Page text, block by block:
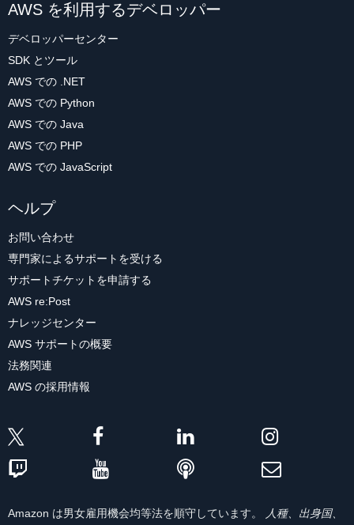
AWS を利用するデベロッパー
デベロッパーセンター
SDK とツール
AWS での .NET
AWS での Python
AWS での Java
AWS での PHP
AWS での JavaScript
ヘルプ
お問い合わせ
専門家によるサポートを受ける
サポートチケットを申請する
AWS re:Post
ナレッジセンター
AWS サポートの概要
法務関連
AWS の採用情報
Amazon は男女雇用機会均等法を順守しています。
人種、出身国、